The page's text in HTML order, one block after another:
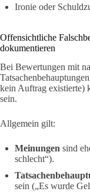
Ironie oder
Offensichtliche
dokumentieren
Bei Bewertungen mit
kein Auftrag existierte)
sein.
Allgemein gilt:
Meinungen sind
schlecht“).
sein („Es wurde